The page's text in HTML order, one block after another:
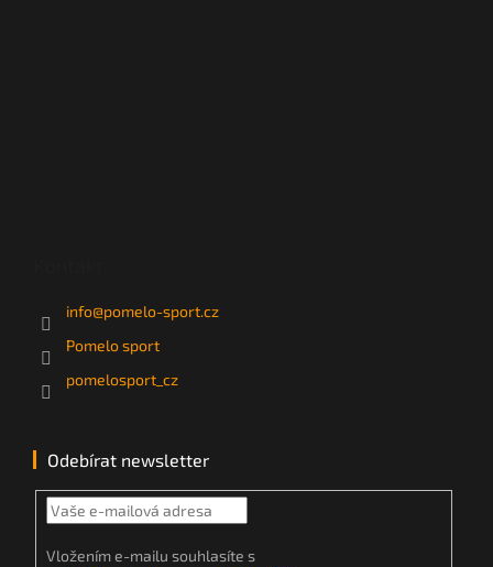
info@pomelo-sport.cz
Pomelo sport
pomelosport_cz
Odebírat newsletter
Vložením e-mailu souhlasíte s